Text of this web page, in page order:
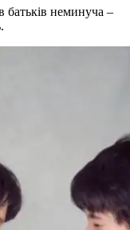
батьків неминуча –